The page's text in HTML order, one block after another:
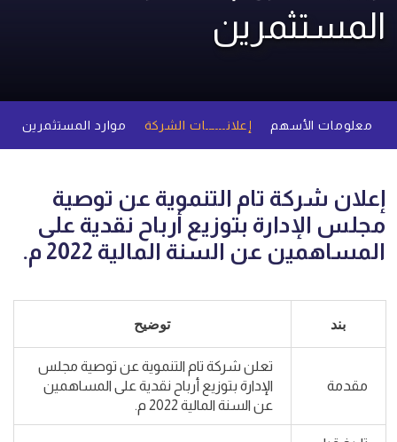
المستثمرين
معلومات الأسهم إعلانــــــات الشركة موارد المستثمرين
إعلان شركة تام التنموية عن توصية
مجلس الإدارة بتوزيع أرباح نقدية على
المساهمين عن السنة المالية 2022 م.
بند توضيح
مقدمة
تعلن شركة تام التنموية عن توصية مجلس
الإدارة بتوزيع أرباح نقدية على المساهمين
عن السنة المالية 2022 م.